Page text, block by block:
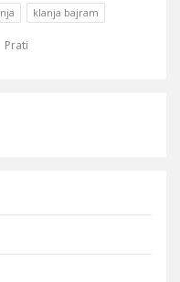
klanja bajram
Prati